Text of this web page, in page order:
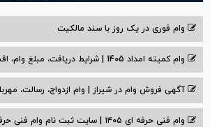
وام فوری در یک روز با سند مالکیت
وام کمیته امداد 1405 | شرایط دریافت، مبلغ وام، اقساط
آگهی فروش وام در شیراز | وام ازدواج، رسالت،
وام فنی حرفه ای ۱۴۰۵ | سایت ثبت نام وام فنی حرفه ای